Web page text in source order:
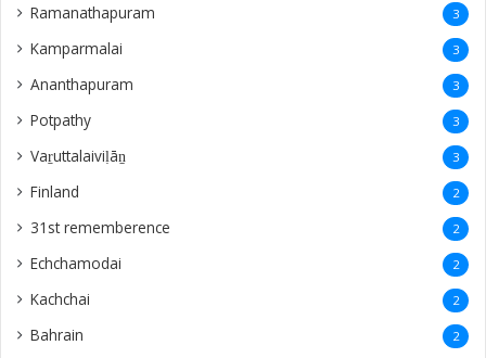
Ramanathapuram 3
Kamparmalai 3
Ananthapuram 3
‎Potpathy 3
Vaṟuttalaiviḷāṉ 3
Finland 2
31st rememberence 2
Echchamodai 2
Kachchai 2
Bahrain 2